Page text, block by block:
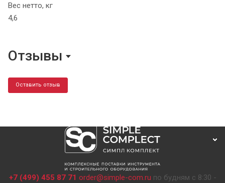
Вес нетто, кг
4,6
Отзывы
Оставить отзыв
+7 (499) 455 87 71 order@simple-com.ru по будням с 8:30 -